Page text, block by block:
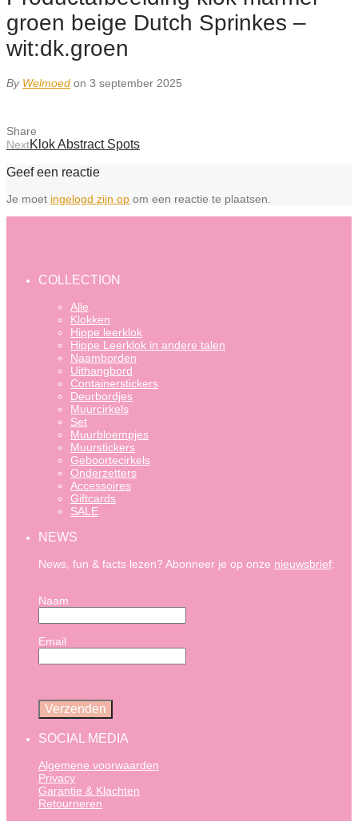
groen beige Dutch Sprinkes –
wit:dk.groen
By Welmoed on 3 september 2025
Share
NextKlok Abstract Spots
Geef een reactie
Je moet ingelogd zijn op om een reactie te plaatsen.
COLLECTION
Alle
Klokken
Hippe leerklok
Hippe Leerklok in andere talen
Naamborden
Uithangbord
Containerstickers
Deurbordjes
Muurcirkels
Set
Muurbloempjes
Muurstickers
Geboortecirkels
Onderzetters
Accessoires
Giftcards
SALE
NEWS
News, fun & facts lezen? Abonneer je op onze nieuwsbrief:
Naam
Email
SOCIAL MEDIA
Algemene voorwaarden
Privacy
Garantie & Klachten
Retourneren